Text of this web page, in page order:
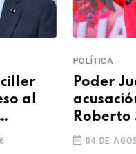
Judicial ratifica
contra
Sánchez y
oral seguirá
DE AGOSTO 2026